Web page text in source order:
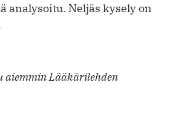
analysoitu. Neljäs kysely on
aiemmin Lääkärilehden